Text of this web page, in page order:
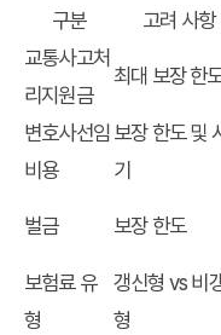
구분
고려 사항
교통사고처
리지원금
최대 보장 한
변호사선임
비용
보장 한도 및
기
벌금 보장 한도
보험료 유
형
갱신형 vs 비
형